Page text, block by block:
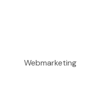
Webmarketing